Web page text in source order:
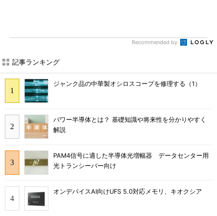
Recommended by
記事ランキング
ジャンク品の中華製オシロスコープを修理する（1）
パワー半導体とは？ 基礎知識や将来性を分かりやすく
解説
PAM4信号に適した半導体光増幅器 データセンター用
光トランシーバー向け
オンデバイスAI向けUFS 5.0対応メモリ、キオクシア